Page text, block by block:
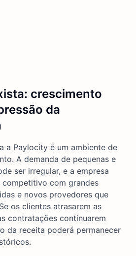
crescimento
da
a Paylocity é um ambiente de
A demanda de pequenas e
ser irregular, e a empresa
competitivo com grandes
e novos provedores que
os clientes atrasarem as
contratações continuarem
da receita poderá permanecer